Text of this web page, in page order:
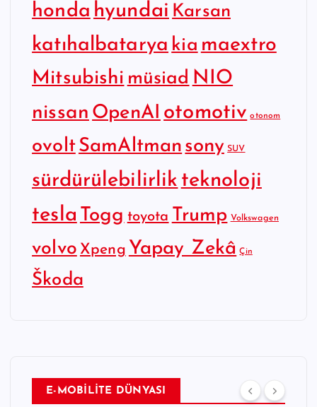
honda hyundai Karsan
katıhalbatarya kia maextro
Mitsubishi müsiad NIO
nissan OpenAI otomotiv otonom
ovoltSamAltman sony SUV
sürdürülebilirlik teknoloji
tesla Togg toyota Trump Volkswagen
volvo Xpeng Yapay Zekâ Çin
Škoda
E-MOBİLİTE DÜNYASI